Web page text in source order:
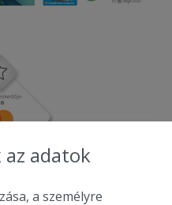
adatok
a személyre